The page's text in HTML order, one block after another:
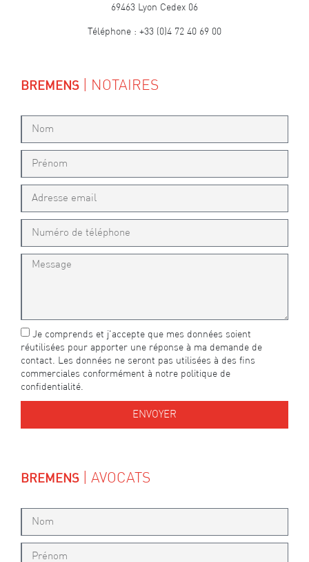
69463 Lyon Cedex 06
Téléphone : +33 (0)4 72 40 69 00
BREMENS | NOTAIRES
Je comprends et j'accepte que mes données soient
réutilisées pour apporter une réponse à ma demande de
contact. Les données ne seront pas utilisées à des fins
commerciales conformément à notre politique de
confidentialité.
ENVOYER
BREMENS | AVOCATS